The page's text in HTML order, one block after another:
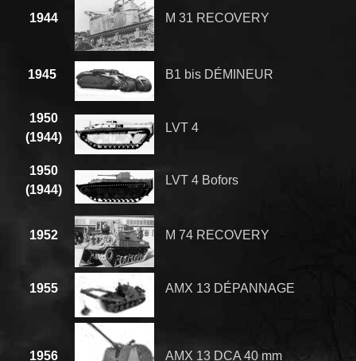
1944 M 31 RECOVERY
1945 B1 bis DÉMINEUR
1950
(1944)
LVT 4
1950
(1944)
LVT 4 Bofors
1952 M 74 RECOVERY
1955 AMX 13 DÉPANNAGE
1956 AMX 13 DCA 40 mm